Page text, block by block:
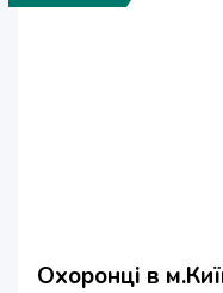
Охоронці в